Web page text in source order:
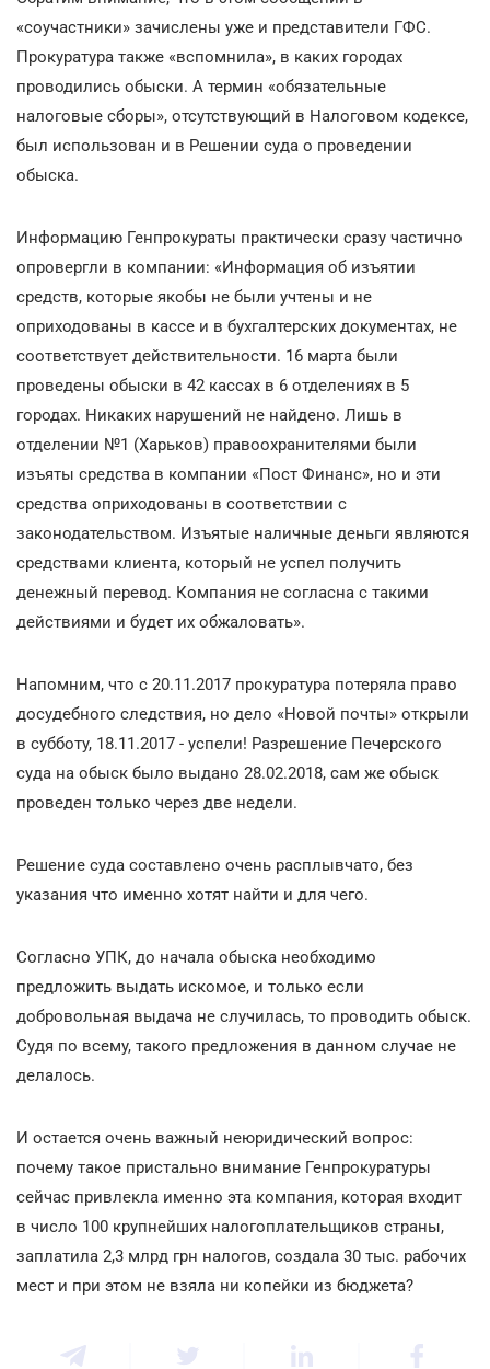
«соучастники» зачислены уже и представители ГФС.
Прокуратура также «вспомнила», в каких городах
проводились обыски. А термин «обязательные
налоговые сборы», отсутствующий в Налоговом кодексе,
был использован и в Решении суда о проведении
обыска.
Информацию Генпрокураты практически сразу частично
опровергли в компании: «Информация об изъятии
средств, которые якобы не были учтены и не
оприходованы в кассе и в бухгалтерских документах, не
соответствует действительности. 16 марта были
проведены обыски в 42 кассах в 6 отделениях в 5
городах. Никаких нарушений не найдено. Лишь в
отделении №1 (Харьков) правоохранителями были
изъяты средства в компании «Пост Финанс», но и эти
средства оприходованы в соответствии с
законодательством. Изъятые наличные деньги являются
средствами клиента, который не успел получить
денежный перевод. Компания не согласна с такими
действиями и будет их обжаловать».
Напомним, что с 20.11.2017 прокуратура потеряла право
досудебного следствия, но дело «Новой почты» открыли
в субботу, 18.11.2017 - успели! Разрешение Печерского
суда на обыск было выдано 28.02.2018, сам же обыск
проведен только через две недели.
Решение суда составлено очень расплывчато, без
указания что именно хотят найти и для чего.
Согласно УПК, до начала обыска необходимо
предложить выдать искомое, и только если
добровольная выдача не случилась, то проводить обыск.
Судя по всему, такого предложения в данном случае не
делалось.
И остается очень важный неюридический вопрос:
почему такое пристально внимание Генпрокуратуры
сейчас привлекла именно эта компания, которая входит
в число 100 крупнейших налогоплательщиков страны,
заплатила 2,3 млрд грн налогов, создала 30 тыс. рабочих
мест и при этом не взяла ни копейки из бюджета?